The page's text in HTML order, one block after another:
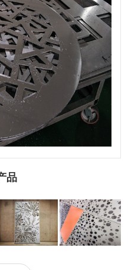
品
花雕刻铝单板 冲孔雕刻铝单板